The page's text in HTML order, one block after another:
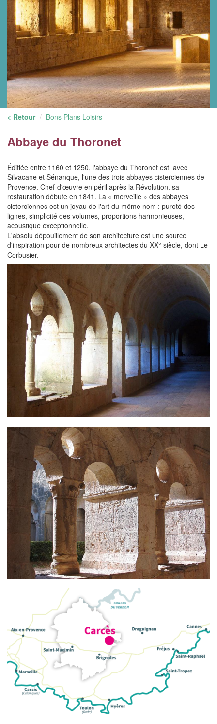
< Retour Bons Plans Loisirs
Abbaye du Thoronet
Édifiée entre 1160 et 1250, l'abbaye du Thoronet est, avec
Silvacane et Sénanque, l'une des trois abbayes cisterciennes de
Provence. Chef-d'œuvre en péril après la Révolution, sa
restauration débute en 1841. La « merveille » des abbayes
cisterciennes est un joyau de l'art du même nom : pureté des
lignes, simplicité des volumes, proportions harmonieuses,
acoustique exceptionnelle.
L'absolu dépouillement de son architecture est une source
d'inspiration pour de nombreux architectes du XX° siècle, dont Le
Corbusier.